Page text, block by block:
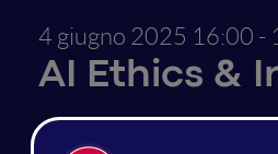
4 giugno 2025 16:00 -
AI Ethics &